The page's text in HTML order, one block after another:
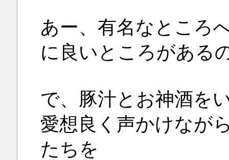
あー、有名なところ
に良いところがある
で、豚汁とお神酒を
愛想良く声かけなが
たちを